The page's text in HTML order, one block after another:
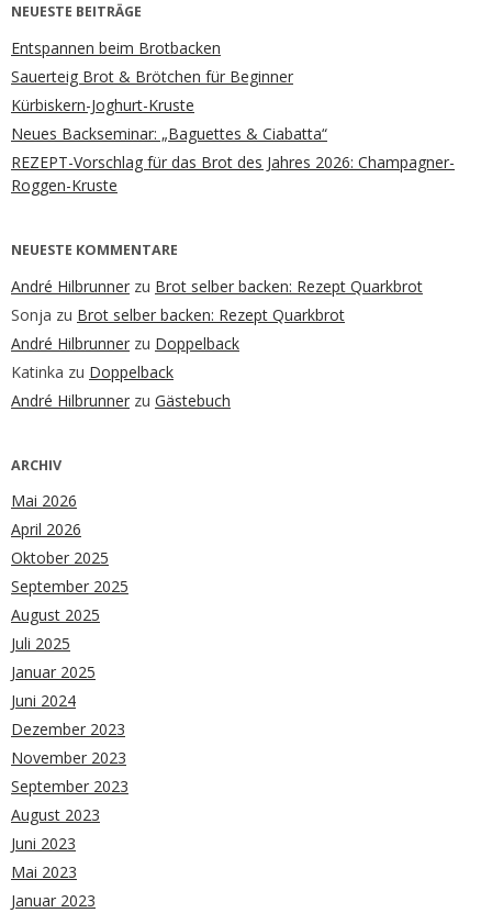
NEUESTE BEITRÄGE
Entspannen beim Brotbacken
Sauerteig Brot & Brötchen für Beginner
Kürbiskern-Joghurt-Kruste
Neues Backseminar: „Baguettes & Ciabatta“
REZEPT-Vorschlag für das Brot des Jahres 2026: Champagner-
Roggen-Kruste
NEUESTE KOMMENTARE
André Hilbrunner zu Brot selber backen: Rezept Quarkbrot
Sonja zu Brot selber backen: Rezept Quarkbrot
André Hilbrunner zu Doppelback
Katinka zu Doppelback
André Hilbrunner zu Gästebuch
ARCHIV
Mai 2026
April 2026
Oktober 2025
September 2025
August 2025
Juli 2025
Januar 2025
Juni 2024
Dezember 2023
November 2023
September 2023
August 2023
Juni 2023
Mai 2023
Januar 2023